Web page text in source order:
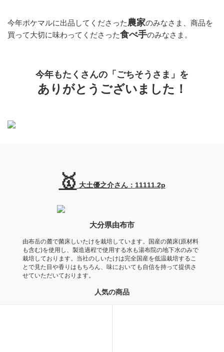
今年ポケマルに出品してくださった農家のみなさま、商品を
買って大切に味わってくださった食べ手のみなさま。
今年もたくさんの「ごちそうさま」を
️ありがとうございました！
🥇 大土優之介さん：11111.2p
大分県由布市
由布岳の麓で菌床しいたけを栽培しています。国産の菌床(原材料
も含む)を使用し、製造過程で使用する水も湯布院の地下水のみで
栽培しております。当社のしいたけは完全国産を低温栽培するこ
とで見た目や香りはもちろん、味においても自信を持って提供さ
せていただいております。
人気の商品